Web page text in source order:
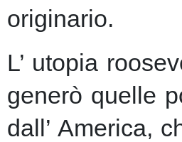
originario.
L’ utopia
generò quelle
dall’ America,